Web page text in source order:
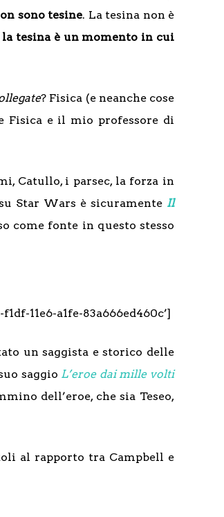
sono tesine. La tesina non è
la tesina è un momento in cui
? Fisica (e neanche cose
Fisica e il mio professore di
Catullo, i parsec, la forza in
Star Wars è sicuramente Il
come fonte in questo stesso
11e6-a1fe-83a666ed460c’]
un saggista e storico delle
saggio L’eroe dai mille volti
dell’eroe, che sia Teseo,
al rapporto tra Campbell e